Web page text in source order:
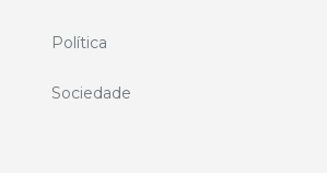
Política
Sociedade